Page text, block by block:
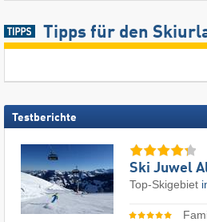
Tipps für den
Testberichte
Ski Juwel
Top-Skigebiet